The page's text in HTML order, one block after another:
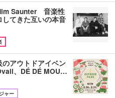
Saunter 音楽性
てきた互いの本音
アウトドアイベン
、DÉ DÉ MOU…
ャー